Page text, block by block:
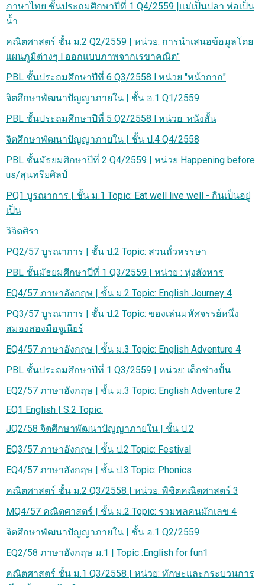
ภาษาไทย ชั้นประถมศึกษาปีที่ 1 Q4/2559 |แม่เป็นปลา พ่อเป็น
น้ำ
คณิตศาสตร์ ชั้น ม.2 Q2/2559 | หน่วย: การนำเสนอข้อมูลโดย
แผนภูมิต่างๆ l ออกแบบภาพจากเรขาคณิต"
PBL ชั้นประถมศึกษาปีที่ 6 Q3/2558 l หน่วย "หน้ากาก"
จิตศึกษาพัฒนาปัญญาภายใน | ชั้น อ.1 Q1/2559
PBL ชั้นประถมศึกษาปีที่ 5 Q2/2558 l หน่วย: หนังสั้น
จิตศึกษาพัฒนาปัญญาภายใน | ชั้น ป.4 Q4/2558
PBL ชั้นมัธยมศึกษาปีที่ 2 Q4/2559 | หน่วย Happening before
us/สุนทรียศิลป์
PQ1 บูรณาการ | ชั้น ม.1 Topic: Eat well live well - กินเป็นอยู่
เป็น
วิจิตศิรา
PQ2/57 บูรณาการ | ชั้น ป.2 Topic: สวนถั่วหรรษา
PBL ชั้นมัธยมศึกษาปีที่ 1 Q3/2559 | หน่วย : ทุ่งสังหาร
EQ4/57 ภาษาอังกฤษ | ชั้น ม.2 Topic: English Journey 4
PQ3/57 บูรณาการ | ชั้น ป.2 Topic: ของเล่นมหัศจรรย์หนึ่ง
สมองสองมือจูเนียร์
EQ4/57 ภาษาอังกฤษ | ชั้น ม.3 Topic: English Adventure 4
PBL ชั้นประถมศึกษาปีที่ 1 Q3/2559 | หน่วย: เด็กช่างปั้น
EQ2/57 ภาษาอังกฤษ | ชั้น ม.3 Topic: English Adventure 2
EQ1 English | S.2 Topic:
JQ2/58 จิตศึกษาพัฒนาปัญญาภายใน | ชั้น ป.2
EQ3/57 ภาษาอังกฤษ | ชั้น ป.2 Topic: Festival
EQ4/57 ภาษาอังกฤษ | ชั้น ป.3 Topic: Phonics
คณิตศาสตร์ ชั้น ม.2 Q3/2558 | หน่วย: พิชิตคณิตศาสตร์ 3
MQ4/57 คณิตศาสตร์ | ชั้น ม.2 Topic: รวมพลคนมักเลข 4
จิตศึกษาพัฒนาปัญญาภายใน | ชั้น อ.1 Q2/2559
EQ2/58 ภาษาอังกฤษ ม.1 | Topic :English for fun1
คณิตศาสตร์ ชั้น ม.1 Q3/2558 | หน่วย: ทักษะและกระบวนการ